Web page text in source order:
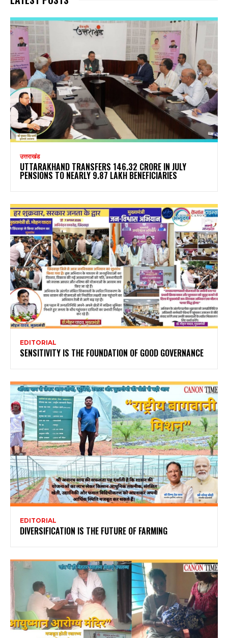
उत्तराखंड
UTTARAKHAND TRANSFERS ₹146.32 CRORE IN JULY
PENSIONS TO NEARLY 9.87 LAKH BENEFICIARIES
EDITORIAL
SENSITIVITY IS THE FOUNDATION OF GOOD GOVERNANCE
EDITORIAL
DIVERSIFICATION IS THE FUTURE OF FARMING